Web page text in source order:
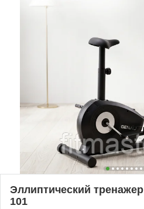
Эллиптический
101